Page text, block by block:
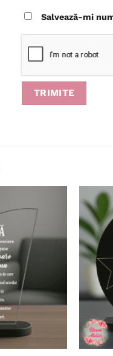
Salvează-mi
Adaugă